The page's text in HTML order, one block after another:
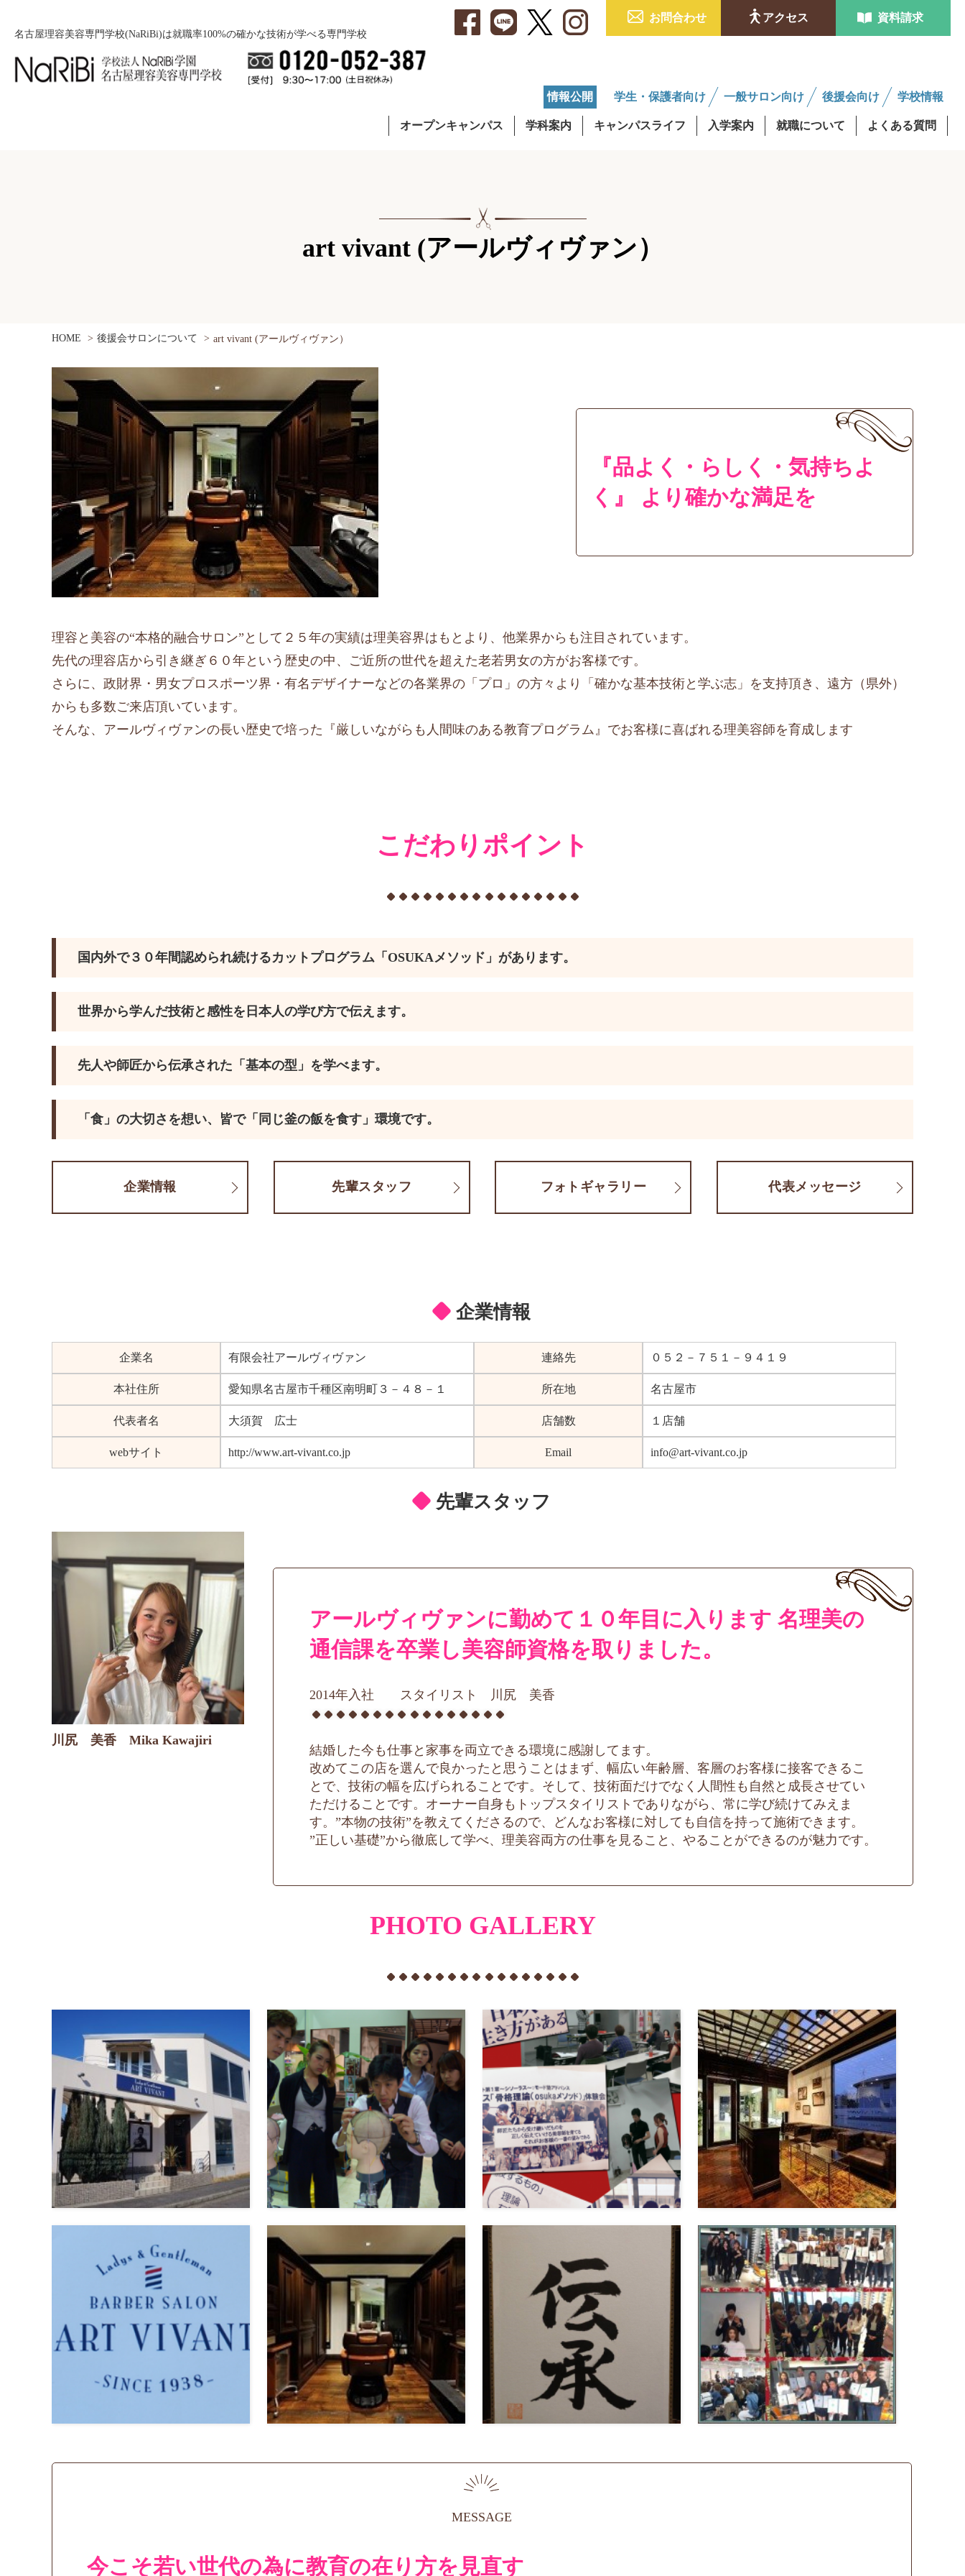
名古屋理容美容専門学校(NaRiBi)は就職率100%の確かな技術が学べる専門学校
お問合わせ アクセス 資料請求
情報公開 学生・保護者向け 一般サロン向け 後援会向け 学校情報
オープンキャンパス 学科案内
通信課程
キャンパスライフ
キャンパスライフ
入学案内
学費について
就職について
OG・OBインタビュー
よくある質問
art vivant (アールヴィヴァン）
HOME 後援会サロンについて art vivant (アールヴィヴァン）
『品よく・らしく・気持ちよ
く』 より確かな満足を
理容と美容の“本格的融合サロン”として２５年の実績は理美容界はもとより、他業界からも注目されています。
先代の理容店から引き継ぎ６０年という歴史の中、ご近所の世代を超えた老若男女の方がお客様です。
さらに、政財界・男女プロスポーツ界・有名デザイナーなどの各業界の「プロ」の方々より「確かな基本技術と学ぶ志」を支持頂き、遠方（県外）
からも多数ご来店頂いています。
そんな、アールヴィヴァンの長い歴史で培った『厳しいながらも人間味のある教育プログラム』でお客様に喜ばれる理美容師を育成します
こだわりポイント
国内外で３０年間認められ続けるカットプログラム「OSUKAメソッド」があります。
世界から学んだ技術と感性を日本人の学び方で伝えます。
先人や師匠から伝承された「基本の型」を学べます。
「食」の大切さを想い、皆で「同じ釜の飯を食す」環境です。
企業情報 先輩スタッフ フォトギャラリー 代表メッセージ
企業情報
企業名 有限会社アールヴィヴァン 連絡先 ０５２－７５１－９４１９
本社住所 愛知県名古屋市千種区南明町３－４８－１ 所在地 名古屋市
代表者名 大須賀 広士 店舗数 １店舗
webサイト http://www.art-vivant.co.jp Email info@art-vivant.co.jp
先輩スタッフ
川尻 美香 Mika Kawajiri
アールヴィヴァンに勤めて１０年目に入ります 名理美の
通信課を卒業し美容師資格を取りました。
2014年入社 スタイリスト 川尻 美香
結婚した今も仕事と家事を両立できる環境に感謝してます。
改めてこの店を選んで良かったと思うことはまず、幅広い年齢層、客層のお客様に接客できるこ
とで、技術の幅を広げられることです。そして、技術面だけでなく人間性も自然と成長させてい
ただけることです。オーナー自身もトップスタイリストでありながら、常に学び続けてみえま
す。”本物の技術”を教えてくださるので、どんなお客様に対しても自信を持って施術できます。
”正しい基礎”から徹底して学べ、理美容両方の仕事を見ること、やることができるのが魅力です。
PHOTO GALLERY
MESSAGE
今こそ若い世代の為に教育の在り方を見直す